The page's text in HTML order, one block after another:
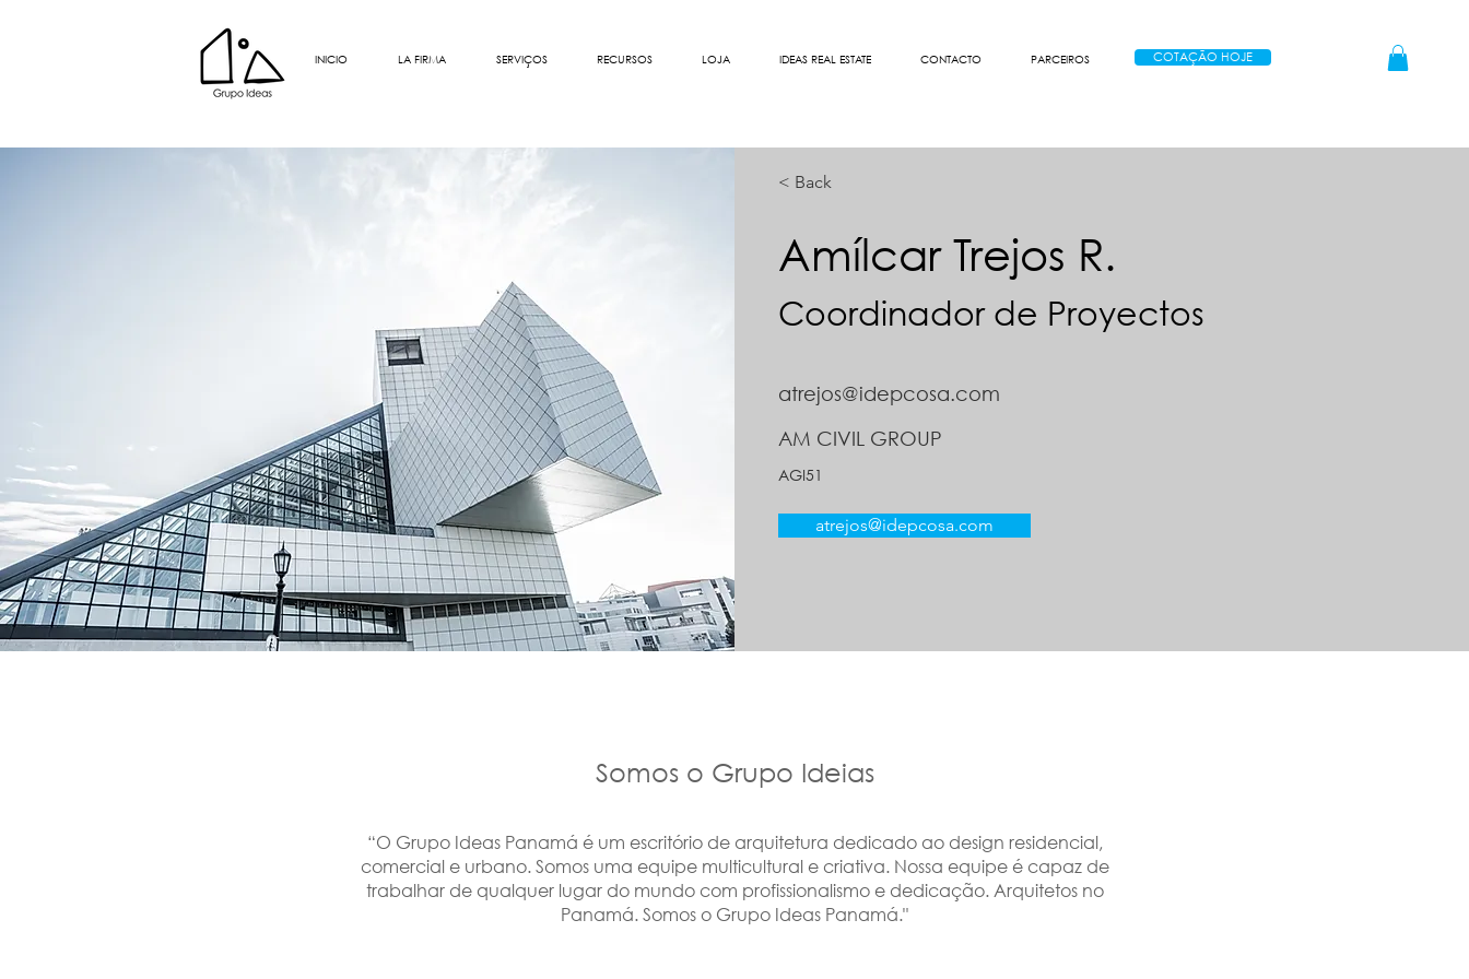
INICIO LA FIRMA SERVIÇOS RECURSOS LOJA IDEAS REAL ESTATE CONTACTO PARCEIROS COTAÇÃO HOJE
< Back
Amílcar Trejos R.
Coordinador de Proyectos
atrejos@idepcosa.com
AM CIVIL GROUP
AGI51
atrejos@idepcosa.com
Somos o Grupo Ideias
“O Grupo Ideas Panamá é um escritório de arquitetura dedicado ao design residencial,
comercial e urbano. Somos uma equipe multicultural e criativa. Nossa equipe é capaz de
trabalhar de qualquer lugar do mundo com profissionalismo e dedicação. Arquitetos no
Panamá. Somos o Grupo Ideas Panamá."